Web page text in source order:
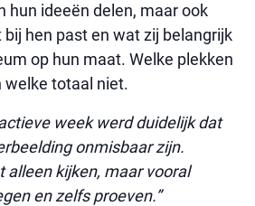
hun ideeën delen, maar ook
hen past en wat zij belangrijk
op hun maat. Welke plekken
welke totaal niet.
week werd duidelijk dat
onmisbaar zijn.
alleen kijken, maar vooral
en zelfs proeven.”